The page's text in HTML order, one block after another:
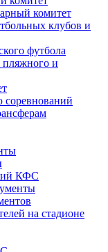
комитет
клубов и
футбола
и
соревнований
КФС
на стадионе